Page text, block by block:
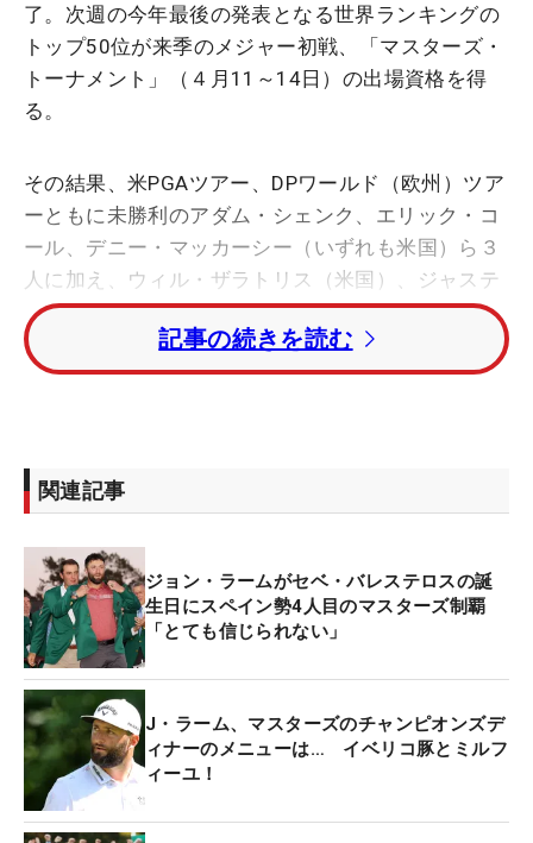
了。次週の今年最後の発表となる世界ランキングの
トップ50位が来季のメジャー初戦、「マスターズ・
トーナメント」（４月11～14日）の出場資格を得
る。
その結果、米PGAツアー、DPワールド（欧州）ツア
ーともに未勝利のアダム・シェンク、エリック・コ
ール、デニー・マッカーシー（いずれも米国）ら３
人に加え、ウィル・ザラトリス（米国）、ジャステ
ィン・ローズ（イングランド）、アドリアン・メロ
ンク（ポーランド）、ニコライ・ホイガード（デン
マーク）ら11名、また、ルーク・リスト（米国）、
現状で招待状を受け取るのは歴代覇者の松山英樹を
催される「ラテンアメリカ・アマチュア選手権」の
勝者、また1月以降マスターズ前週までのPGAツア
ー14試合の勝者で出場権を持たない選手、そしてマ
スターズ直前の4月7日付けで発表される世界ランキ
ング50位内が加わることになる。
1966年に103選手が参戦して以来、「われわれは出
場選手を100人以下にしたい」というのがマスター
ズ委員会であるオーガスタ・ナショナルGCの意向。
記事の続きを読む
関連記事
ジョン・ラームがセベ・バレステロスの誕
生日にスペイン勢4人目のマスターズ制覇
「とても信じられない」
J・ラーム、マスターズのチャンピオンズデ
ィナーのメニューは… イベリコ豚とミルフ
ィーユ！